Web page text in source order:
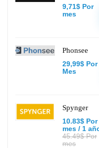
9,71$ Por
mes
Phonsee
29,99$ Por
Mes
Spynger
10.83$ Por
mes / 1
45.49$ Por
mes